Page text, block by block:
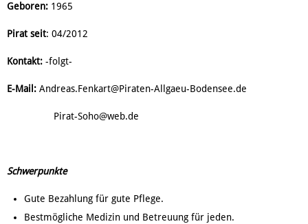
Geboren: 1965
Pirat seit: 04/2012
Kontakt: -folgt-
E-Mail: Andreas.Fenkart@Piraten-Allgaeu-Bodensee.de
Pirat-Soho@web.de
Schwerpunkte
Gute Bezahlung für gute Pflege.
Bestmögliche Medizin und Betreuung für jeden.